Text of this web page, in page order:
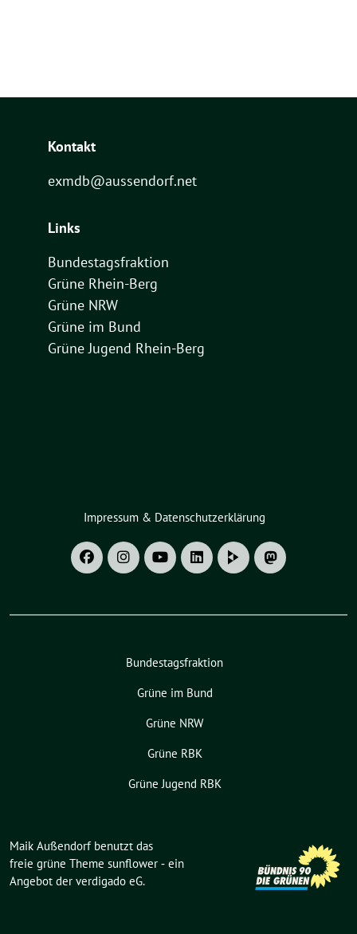
Kontakt
exmdb@aussendorf.net
Links
Bundestagsfraktion
Grüne Rhein-Berg
Grüne NRW
Grüne im Bund
Grüne Jugend Rhein-Berg
Impressum & Datenschutzerklärung
Bundestagsfraktion
Grüne im Bund
Grüne NRW
Grüne RBK
Grüne Jugend RBK
Maik Außendorf benutzt das
freie grüne Theme sunflower ‐ ein
Angebot der verdigado eG.